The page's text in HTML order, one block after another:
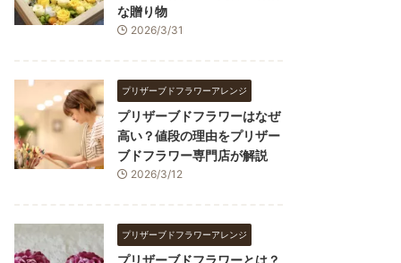
な贈り物
2026/3/31
プリザーブドフラワーアレンジ
プリザーブドフラワーはなぜ
高い？値段の理由をプリザー
ブドフラワー専門店が解説
2026/3/12
プリザーブドフラワーアレンジ
プリザーブドフラワーとは？